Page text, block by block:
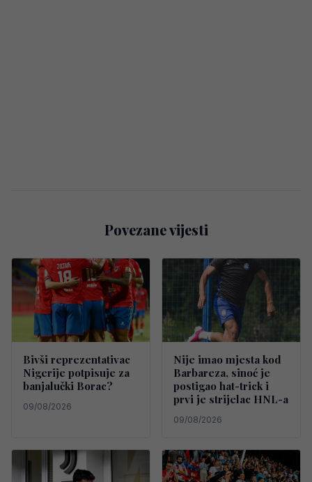
Povezane vijesti
Bivši reprezentativac
Nigerije potpisuje za
banjalučki Borac?
09/08/2026
Nije imao mjesta kod
Barbareza, sinoć je
postigao hat-trick i
prvi je strijelac HNL-a
09/08/2026